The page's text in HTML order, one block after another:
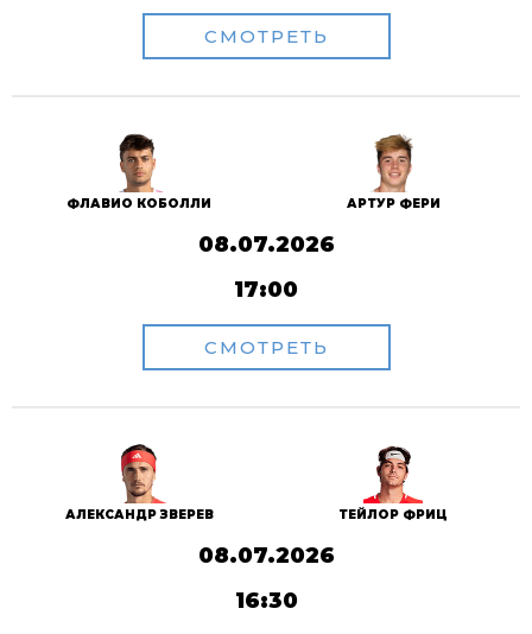
СМОТРЕТЬ
ФЛАВИО КОБОЛЛИ АРТУР ФЕРИ
08.07.2026
17:00
СМОТРЕТЬ
АЛЕКСАНДР ЗВЕРЕВ ТЕЙЛОР ФРИЦ
08.07.2026
16:30